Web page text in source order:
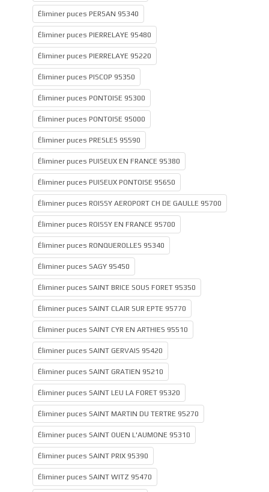
Éliminer puces PERSAN 95340
Éliminer puces PIERRELAYE 95480
Éliminer puces PIERRELAYE 95220
Éliminer puces PISCOP 95350
Éliminer puces PONTOISE 95300
Éliminer puces PONTOISE 95000
Éliminer puces PRESLES 95590
Éliminer puces PUISEUX EN FRANCE 95380
Éliminer puces PUISEUX PONTOISE 95650
Éliminer puces ROISSY AEROPORT CH DE GAULLE 95700
Éliminer puces ROISSY EN FRANCE 95700
Éliminer puces RONQUEROLLES 95340
Éliminer puces SAGY 95450
Éliminer puces SAINT BRICE SOUS FORET 95350
Éliminer puces SAINT CLAIR SUR EPTE 95770
Éliminer puces SAINT CYR EN ARTHIES 95510
Éliminer puces SAINT GERVAIS 95420
Éliminer puces SAINT GRATIEN 95210
Éliminer puces SAINT LEU LA FORET 95320
Éliminer puces SAINT MARTIN DU TERTRE 95270
Éliminer puces SAINT OUEN L'AUMONE 95310
Éliminer puces SAINT PRIX 95390
Éliminer puces SAINT WITZ 95470